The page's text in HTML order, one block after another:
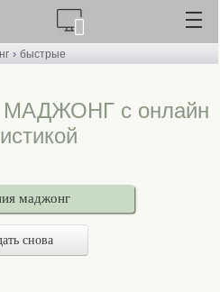
› быстрые
МАДЖОНГ с онлайн
маджонг
снова